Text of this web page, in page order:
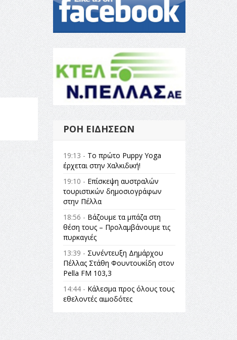
ΡΟΉ ΕΙΔΉΣΕΩΝ
19:13 - Το πρώτο Puppy Yoga
έρχεται στην Χαλκιδική!
19:10 - Επίσκεψη αυστραλών
τουριστικών δημοσιογράφων
στην Πέλλα
18:56 - Βάζουμε τα μπάζα στη
θέση τους – Προλαμβάνουμε τις
πυρκαγιές
13:39 - Συνέντευξη Δημάρχου
Πέλλας Στάθη Φουντουκίδη στον
Pella FM 103,3
14:44 - Κάλεσμα προς όλους τους
εθελοντές αιμοδότες
14:23 -Όλη η Ελλάδα ένας
πολιτισμός Μουσική
εγκατάσταση Πόλεμος και